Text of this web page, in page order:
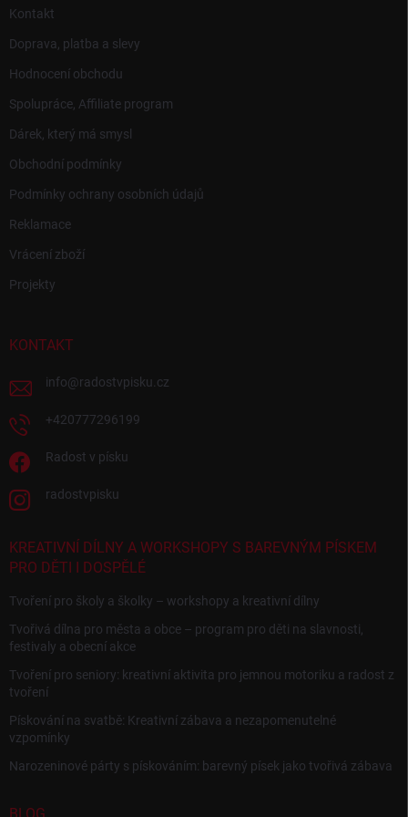
Kontakt
Doprava, platba a slevy
Hodnocení obchodu
Spolupráce, Affiliate program
Dárek, který má smysl
Obchodní podmínky
Podmínky ochrany osobních údajů
Reklamace
Vrácení zboží
Projekty
KONTAKT
info@radostvpisku.cz
+420777296199
Radost v písku
radostvpisku
KREATIVNÍ DÍLNY A WORKSHOPY S BAREVNÝM PÍSKEM
PRO DĚTI I DOSPĚLÉ
Tvoření pro školy a školky – workshopy a kreativní dílny
Tvořivá dílna pro města a obce – program pro děti na slavnosti,
festivaly a obecní akce
Tvoření pro seniory: kreativní aktivita pro jemnou motoriku a radost z
tvoření
Pískování na svatbě: Kreativní zábava a nezapomenutelné
vzpomínky
Narozeninové párty s pískováním: barevný písek jako tvořivá zábava